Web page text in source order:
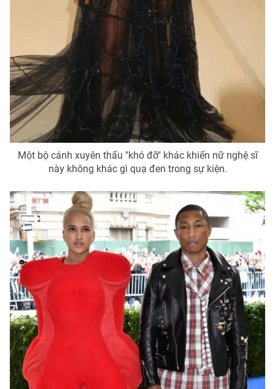
Một bộ cánh xuyên thấu "khó đỡ" khác khiến nữ nghệ sĩ
này không khác gì quạ đen trong sự kiện.